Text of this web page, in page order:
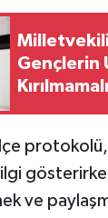
Gençlerin
Kırılmamalı
ve